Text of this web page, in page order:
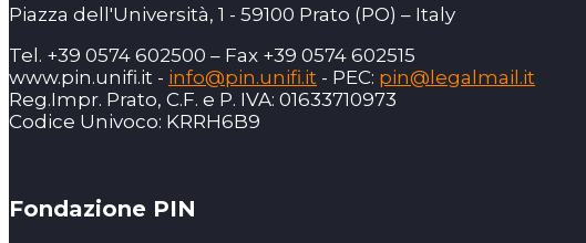
Piazza dell'Università, 1 - 59100 Prato (PO) – Italy
Tel. +39 0574 602500 – Fax +39 0574 602515
www.pin.unifi.it - info@pin.unifi.it - PEC: pin@legalmail.it
Reg.Impr. Prato, C.F. e P. IVA: 01633710973
Codice Univoco: KRRH6B9
Fondazione PIN